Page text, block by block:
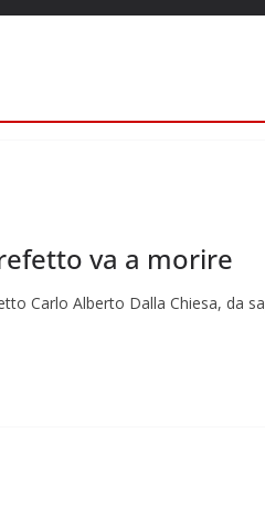
va a morire
Carlo Alberto Dalla Chiesa, da